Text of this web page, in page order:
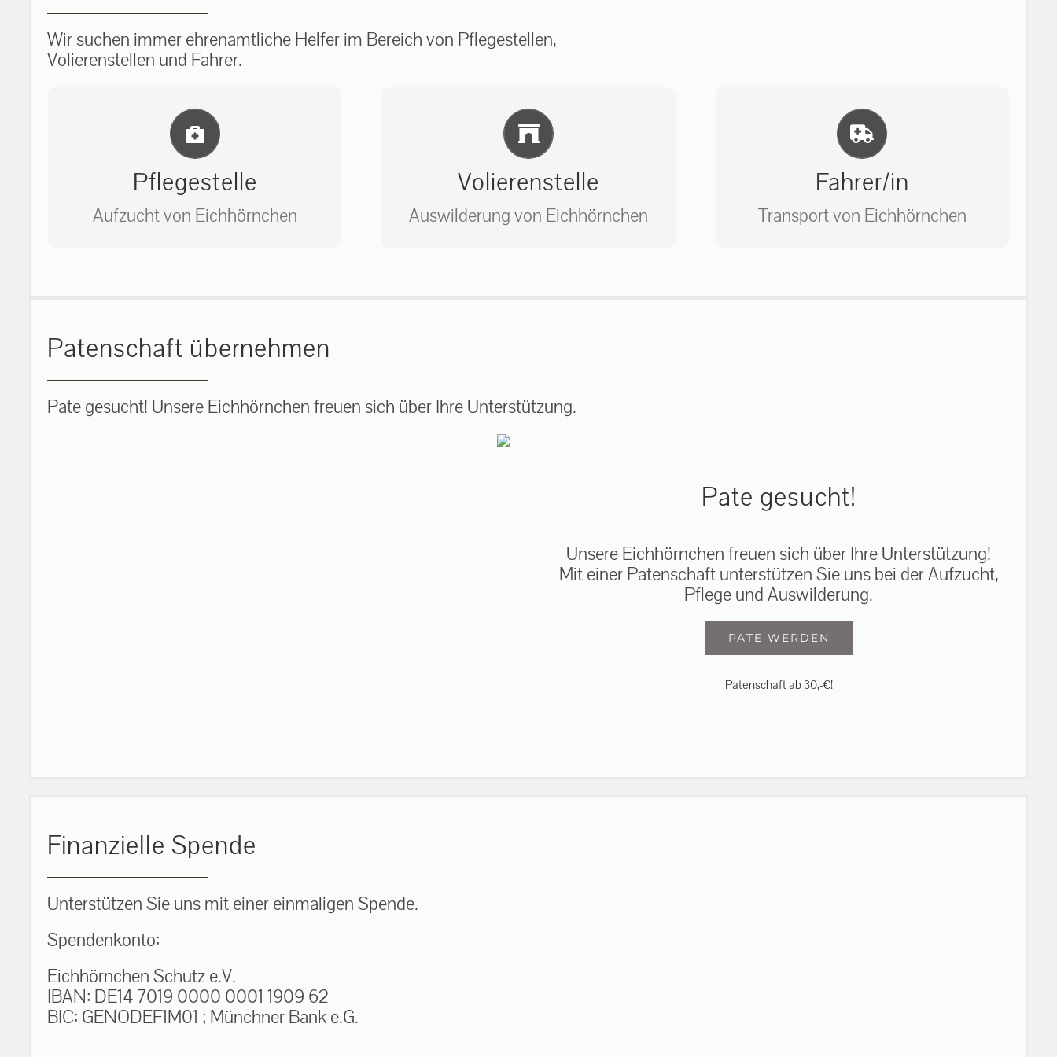
Wir suchen immer ehrenamtliche Helfer im Bereich von Pflegestellen,
Volierenstellen und Fahrer.
Pflegestelle
Aufzucht von Eichhörnchen
Einlernung und Infos
Volierenstelle
Auswilderung von Eichhörnchen
Einlernung und Infos
Fahrer/in
Transport von Eichhörnchen
Einlernung und Infos
Patenschaft übernehmen
Pate gesucht! Unsere Eichhörnchen freuen sich über Ihre Unterstützung.
Pate gesucht!
Unsere Eichhörnchen freuen sich über Ihre Unterstützung!
Mit einer Patenschaft unterstützen Sie uns bei der Aufzucht,
Pflege und Auswilderung.
PATE WERDEN
Patenschaft ab 30,-€!
Finanzielle Spende
Unterstützen Sie uns mit einer einmaligen Spende.
Spendenkonto:
Eichhörnchen Schutz e.V.
IBAN: DE14 7019 0000 0001 1909 62
BIC: GENODEF1M01 ; Münchner Bank e.G.